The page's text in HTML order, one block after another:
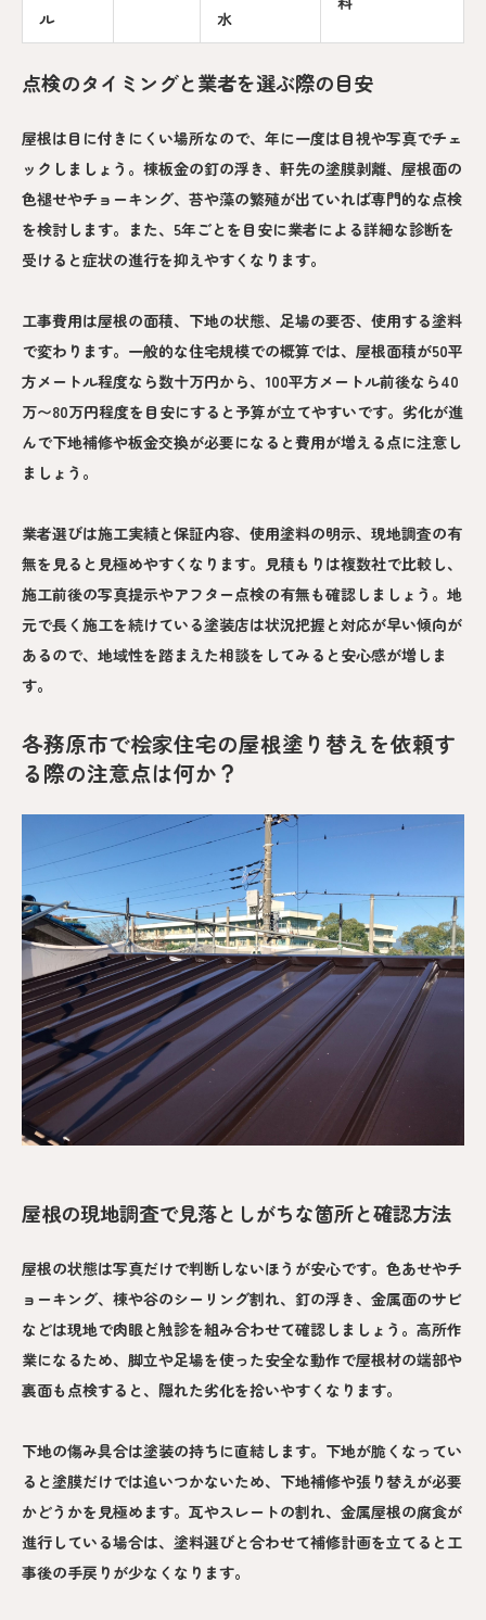
ル 水
点検のタイミングと業者を選ぶ際の目安
屋根は目に付きにくい場所なので、年に一度は目視や写真でチェ
ックしましょう。棟板金の釘の浮き、軒先の塗膜剥離、屋根面の
色褪せやチョーキング、苔や藻の繁殖が出ていれば専門的な点検
を検討します。また、5年ごとを目安に業者による詳細な診断を
受けると症状の進行を抑えやすくなります。
工事費用は屋根の面積、下地の状態、足場の要否、使用する塗料
で変わります。一般的な住宅規模での概算では、屋根面積が50平
方メートル程度なら数十万円から、100平方メートル前後なら40
万〜80万円程度を目安にすると予算が立てやすいです。劣化が進
んで下地補修や板金交換が必要になると費用が増える点に注意し
ましょう。
業者選びは施工実績と保証内容、使用塗料の明示、現地調査の有
無を見ると見極めやすくなります。見積もりは複数社で比較し、
施工前後の写真提示やアフター点検の有無も確認しましょう。地
元で長く施工を続けている塗装店は状況把握と対応が早い傾向が
あるので、地域性を踏まえた相談をしてみると安心感が増しま
す。
各務原市で桧家住宅の屋根塗り替えを依頼す
る際の注意点は何か？
屋根の現地調査で見落としがちな箇所と確認方法
屋根の状態は写真だけで判断しないほうが安心です。色あせやチ
ョーキング、棟や谷のシーリング割れ、釘の浮き、金属面のサビ
などは現地で肉眼と触診を組み合わせて確認しましょう。高所作
業になるため、脚立や足場を使った安全な動作で屋根材の端部や
裏面も点検すると、隠れた劣化を拾いやすくなります。
下地の傷み具合は塗装の持ちに直結します。下地が脆くなってい
ると塗膜だけでは追いつかないため、下地補修や張り替えが必要
かどうかを見極めます。瓦やスレートの割れ、金属屋根の腐食が
進行している場合は、塗料選びと合わせて補修計画を立てると工
事後の手戻りが少なくなります。